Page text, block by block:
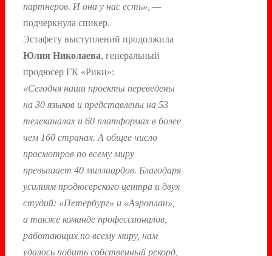
партнеров. И она у нас есть», —
подчеркнула спикер.
Эстафету выступлений продолжила
Юлия Николаева, генеральный
продюсер ГК «Рики»:
«Сегодня наши проекты переведены
на 30 языков и представлены на 53
телеканалах и 60 платформах в более
чем 160 странах. А общее число
просмотров по всему миру
превышает 40 миллиардов. Благодаря
усилиям продюсерского центра и двух
студий: «Петербург» и «Аэроплан»,
а также команде профессионалов,
работающих по всему миру, нам
удалось побить собственный рекорд,